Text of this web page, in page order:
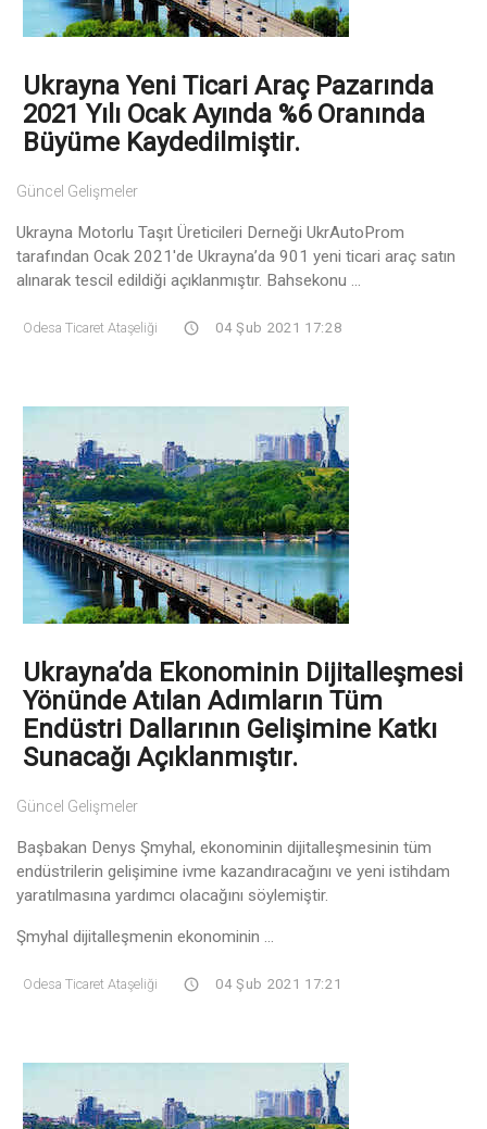
Ukrayna Yeni Ticari Araç Pazarında
2021 Yılı Ocak Ayında %6 Oranında
Büyüme Kaydedilmiştir.
Güncel Gelişmeler
Ukrayna Motorlu Taşıt Üreticileri Derneği UkrAutoProm
tarafından Ocak 2021'de Ukrayna’da 901 yeni ticari araç satın
alınarak tescil edildiği açıklanmıştır. Bahsekonu ...
Odesa Ticaret Ataşeliği 04 Şub 2021 17:28
Ukrayna’da Ekonominin Dijitalleşmesi
Yönünde Atılan Adımların Tüm
Endüstri Dallarının Gelişimine Katkı
Sunacağı Açıklanmıştır.
Güncel Gelişmeler
Başbakan Denys Şmyhal, ekonominin dijitalleşmesinin tüm
endüstrilerin gelişimine ivme kazandıracağını ve yeni istihdam
yaratılmasına yardımcı olacağını söylemiştir.
Şmyhal dijitalleşmenin ekonominin ...
Odesa Ticaret Ataşeliği 04 Şub 2021 17:21